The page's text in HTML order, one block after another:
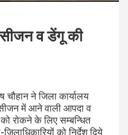
सीजन व डेंगू की
चौहान ने जिला कार्यालय
में आने वाली आपदा व
रोकने के लिए सम्बन्धित
को निर्देश दिये